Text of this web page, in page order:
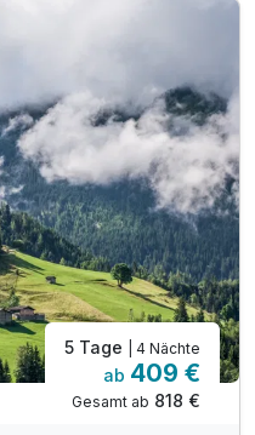
Hofgastein
5 Tage | 4 Nächte
ab 409 €
Gesamt ab 818 €